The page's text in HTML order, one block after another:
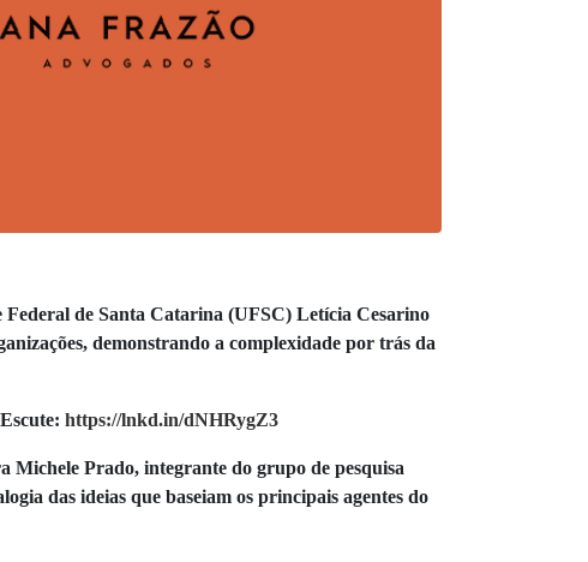
de Santa Catarina (UFSC) Letícia Cesarino
demonstrando a complexidade por trás da
https://lnkd.in/dNHRygZ3
Michele Prado, integrante do grupo de pesquisa
das ideias que baseiam os principais agentes do